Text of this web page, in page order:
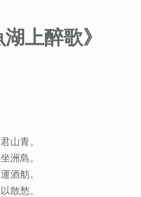
上醉歌》
山青。
洲島。
酒舫。
散愁。